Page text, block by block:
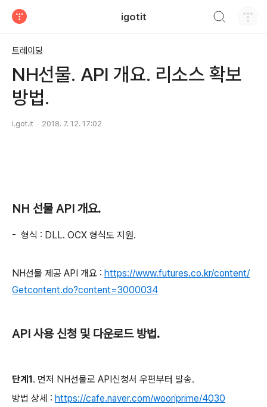
igotit
트레이딩
NH선물. API 개요. 리소스 확보
방법.
i.got.it 2018. 7. 12. 17:02
NH 선물 API 개요.
- 형식 : DLL. OCX 형식도 지원.
NH선물 제공 API 개요 : https://www.futures.co.kr/content/
Getcontent.do?content=3000034
API 사용 신청 및 다운로드 방법.
단계1. 먼저 NH선물로 API신청서 우편부터 발송.
방법 상세 : https://cafe.naver.com/wooriprime/4030